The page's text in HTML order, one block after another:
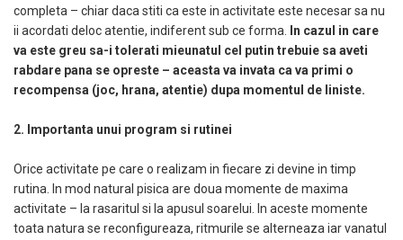
completa – chiar daca stiti ca este in activitate este necesar sa nu
ii acordati deloc atentie, indiferent sub ce forma. In cazul in care
va este greu sa-i tolerati mieunatul cel putin trebuie sa aveti
rabdare pana se opreste – aceasta va invata ca va primi o
recompensa (joc, hrana, atentie) dupa momentul de liniste.
2. Importanta unui program si rutinei
Orice activitate pe care o realizam in fiecare zi devine in timp
rutina. In mod natural pisica are doua momente de maxima
activitate – la rasaritul si la apusul soarelui. In aceste momente
toata natura se reconfigureaza, ritmurile se alterneaza iar vanatul